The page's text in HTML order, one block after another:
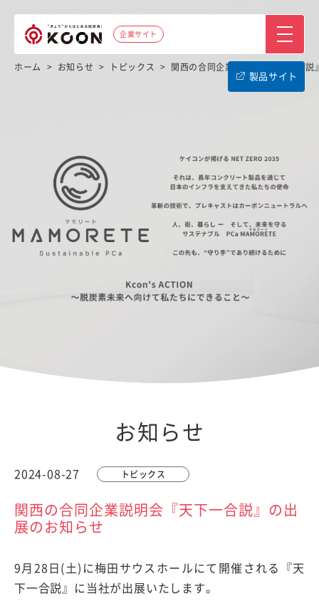
企業サイト
製品サイト
ホーム > お知らせ > トピックス > 関西の合同企業説明会『天下一合説
お知らせ
2024-08-27 トピックス
関西の合同企業説明会『天下一合説』の出
展のお知らせ
9月28日(土)に梅田サウスホールにて開催される『天
下一合説』に当社が出展いたします。